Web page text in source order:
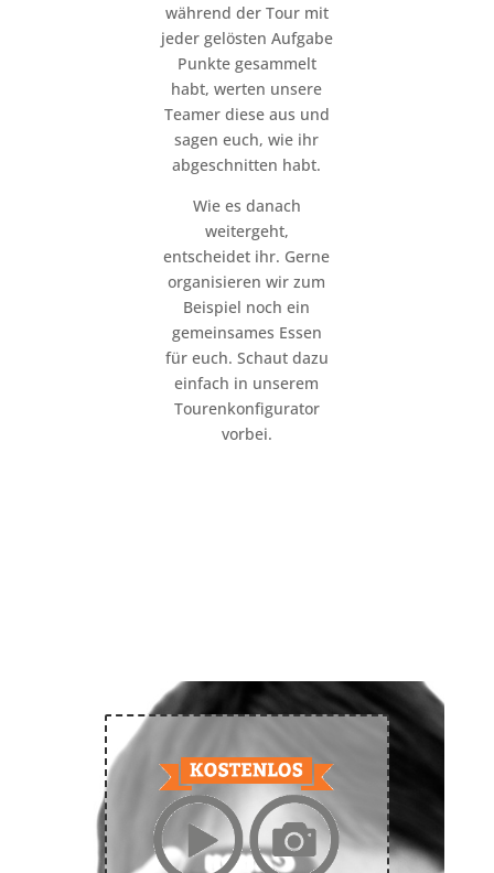
während der Tour mit
jeder gelösten Aufgabe
Punkte gesammelt
habt, werten unsere
Teamer diese aus und
sagen euch, wie ihr
abgeschnitten habt.
Wie es danach
weitergeht,
entscheidet ihr. Gerne
organisieren wir zum
Beispiel noch ein
gemeinsames Essen
für euch. Schaut dazu
einfach in unserem
Tourenkonfigurator
vorbei.